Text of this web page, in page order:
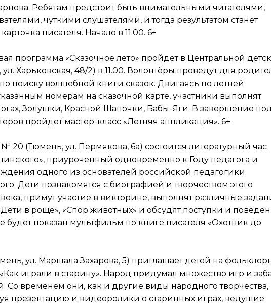
Ребятам предстоит быть внимательными читателями,
чуткими слушателями, и тогда результатом станет
писателя. Начало в 11.00. 6+
программа «Сказочное лето» пройдет в Центральной
Харьковская, 48/2) в 11.00. Волонтёры проведут для
поиску волшебной книги сказок. Двигаясь по летней
номерам на сказочной карте, участники выполнят
Золушки, Красной Шапочки, Бабы-Яги. В завершение под
пройдет мастер-класс «Летняя аппликация». 6+
20 (Тюмень, ул. Пермякова, 6а) состоится литературный час
приуроченный одновременно к Году педагога и
одного из основателей российской педагогики
Дети познакомятся с биографией и творчеством этого
примут участие в викторине, выполнят различные
в роще», «Спор животных» и обсудят поступки и
будет показан мультфильм по книге писателя «Охотник до
ул. Маршала Захарова, 5) приглашает детей на
играли в старину». Народ придумал множество игр и
Со временем они, как и другие виды народного творчества,
презентацию и видеоролики о старинных играх, ведущие